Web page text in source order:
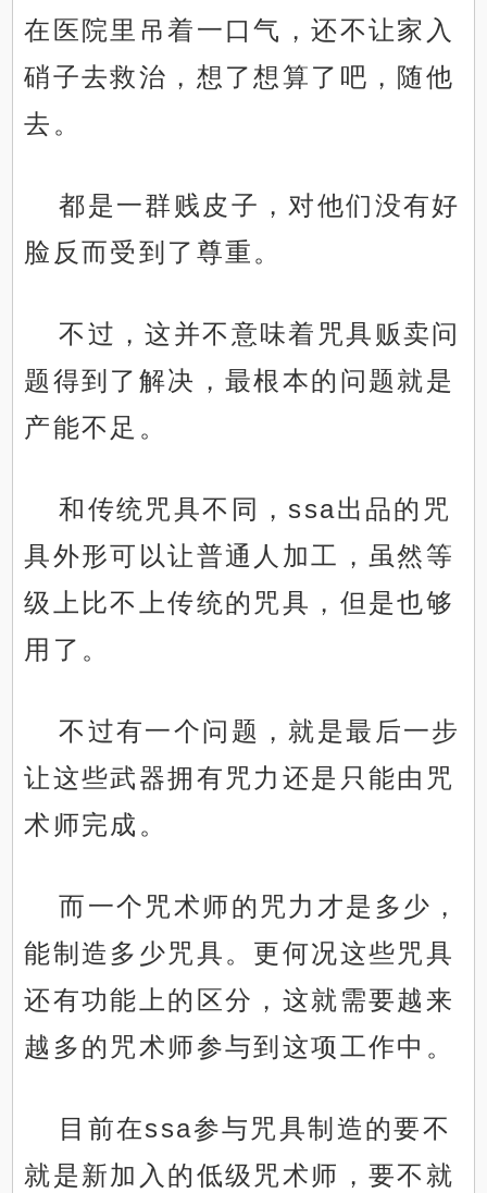
在医院里吊着一口气，还不让家入
硝子去救治，想了想算了吧，随他
去。
都是一群贱皮子，对他们没有好
脸反而受到了尊重。
不过，这并不意味着咒具贩卖问
题得到了解决，最根本的问题就是
产能不足。
和传统咒具不同，ssa出品的咒
具外形可以让普通人加工，虽然等
级上比不上传统的咒具，但是也够
用了。
不过有一个问题，就是最后一步
让这些武器拥有咒力还是只能由咒
术师完成。
而一个咒术师的咒力才是多少，
能制造多少咒具。更何况这些咒具
还有功能上的区分，这就需要越来
越多的咒术师参与到这项工作中。
目前在ssa参与咒具制造的要不
就是新加入的低级咒术师，要不就